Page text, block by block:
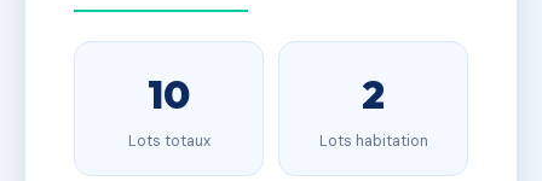
10
Lots totaux
2
Lots habitation